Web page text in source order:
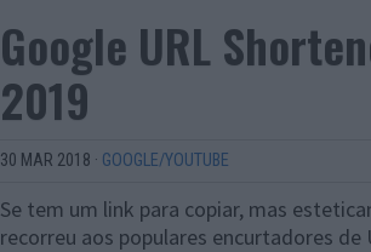
Google URL
2019
30 MAR 2018 · GOOGLE/YOUTUBE
Se tem um link para copiar, mas
recorreu aos populares encurtadores de